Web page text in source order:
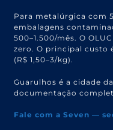
Para metalúrgica com
embalagens
500–1.500/mês. O
zero. O principal custo
(R$ 1,50–3/kg).
Guarulhos é a cidade
documentação
Fale com a Seven —